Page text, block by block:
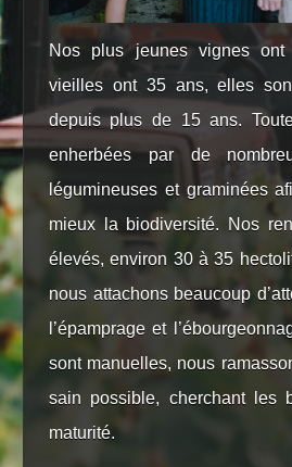
Nos plus jeunes vignes
vieilles ont 35 ans, elles
depuis plus de 15 ans.
enherbées par de
légumineuses et graminées
mieux la biodiversité. Nos
élevés, environ 30 à 35
nous attachons beaucoup
l’épamprage et
sont manuelles, nous
sain possible, cherchant les
maturité.